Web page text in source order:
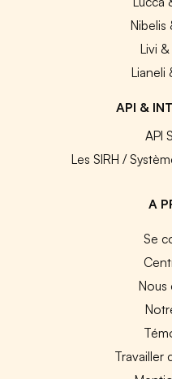
Nibelis
Livi
Lianeli
API &
API
Les SIRH /
A
Se
Nous
Travailler